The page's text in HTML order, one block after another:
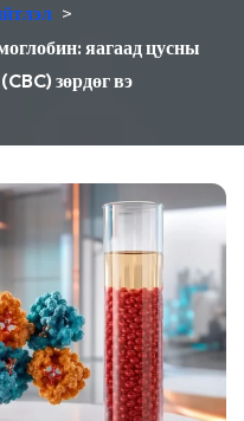
>
яагаад цусны
зөрдөг вэ